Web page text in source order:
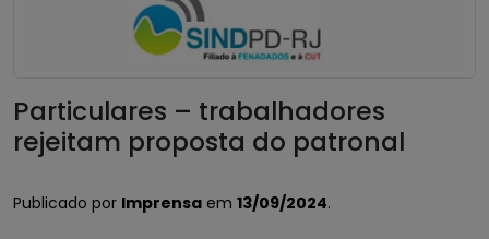
Particulares – trabalhadores
rejeitam proposta do patronal
Publicado por Imprensa em 13/09/2024.